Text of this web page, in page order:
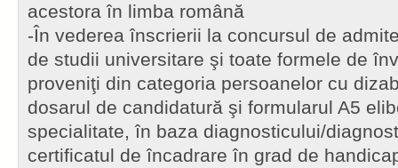
acestora în limba română
-În vederea înscrierii la concursul de
de studii universitare şi toate formele de
proveniţi din categoria persoanelor cu
dosarul de candidatură şi formularul A5
specialitate, în baza diagnosticului/
certificatul de încadrare în grad de